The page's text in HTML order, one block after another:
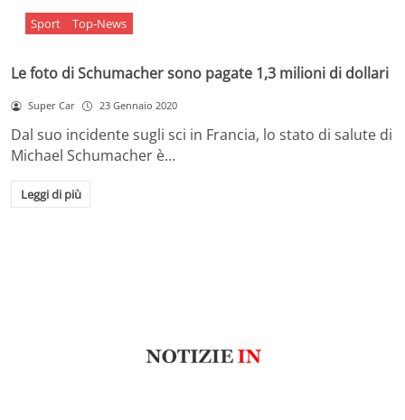
Sport Top-News
Le foto di Schumacher sono pagate 1,3 milioni di dollari
Super Car 23 Gennaio 2020
Dal suo incidente sugli sci in Francia, lo stato di salute di
Michael Schumacher è…
Leggi di più